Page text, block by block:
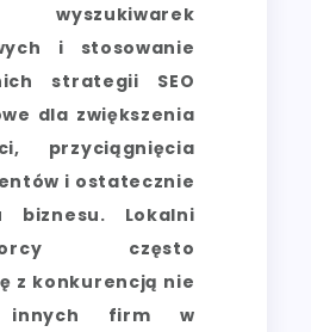
wyszukiwarek
i stosowanie
strategii SEO
dla zwiększenia
przyciągnięcia
i ostatecznie
biznesu. Lokalni
często
z konkurencją nie
firm w